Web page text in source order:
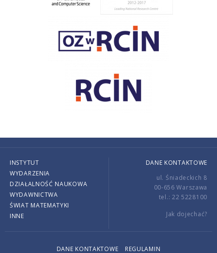
INSTYTUT
WYDARZENIA
DZIAŁALNOŚĆ NAUKOWA
WYDAWNICTWA
ŚWIAT MATEMATYKI
INNE
DANE KONTAKTOWE
ul. Śniadeckich 8
00-656 Warszawa
tel.: 22 5228100
Jak dojechać?
DANE KONTAKTOWE REGULAMIN